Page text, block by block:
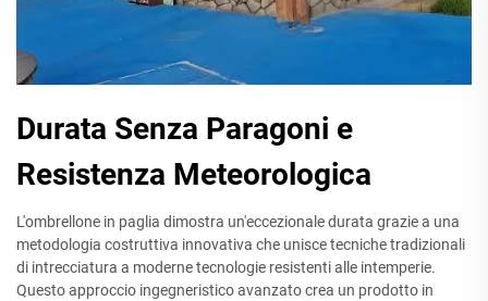
Durata Senza Paragoni e
Resistenza Meteorologica
L'ombrellone in paglia dimostra un'eccezionale durata grazie a una
metodologia costruttiva innovativa che unisce tecniche tradizionali
di intrecciatura a moderne tecnologie resistenti alle intemperie.
Questo approccio ingegneristico avanzato crea un prodotto in